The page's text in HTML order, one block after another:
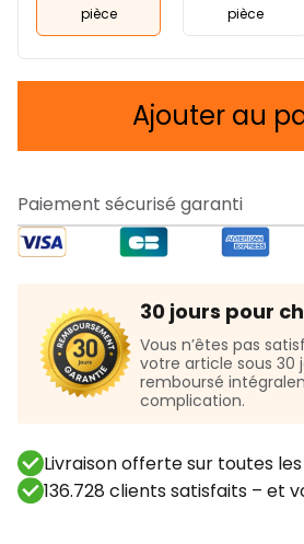
pièce
pièce
Ajouter au
Paiement sécurisé garanti
30 jours pour
Vous n’êtes pas
votre article sous 30
remboursé
complication.
Livraison offerte sur toutes
136.728 clients satisfaits – et